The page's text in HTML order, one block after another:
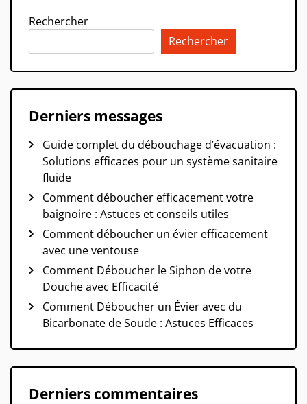
Rechercher
Rechercher
Derniers messages
Guide complet du débouchage d’évacuation :
Solutions efficaces pour un système sanitaire
fluide
Comment déboucher efficacement votre
baignoire : Astuces et conseils utiles
Comment déboucher un évier efficacement
avec une ventouse
Comment Déboucher le Siphon de votre
Douche avec Efficacité
Comment Déboucher un Évier avec du
Bicarbonate de Soude : Astuces Efficaces
Derniers commentaires